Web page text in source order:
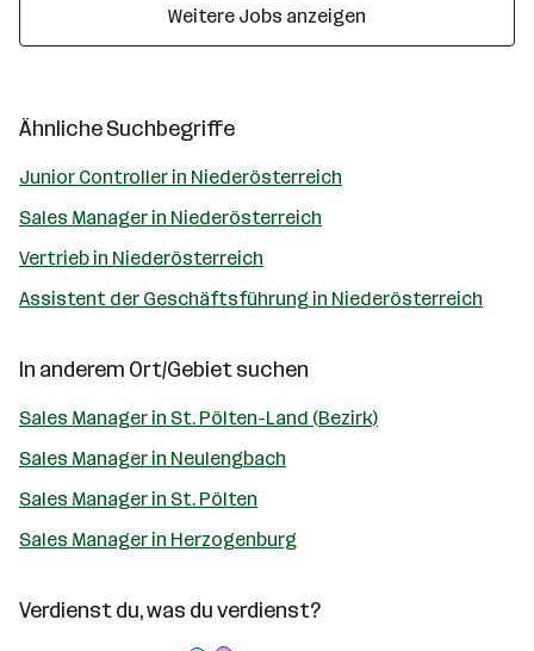
Weitere Jobs anzeigen
Ähnliche Suchbegriffe
Junior Controller in Niederösterreich
Sales Manager in Niederösterreich
Vertrieb in Niederösterreich
Assistent der Geschäftsführung in Niederösterreich
In anderem Ort/Gebiet suchen
Sales Manager in St. Pölten-Land (Bezirk)
Sales Manager in Neulengbach
Sales Manager in St. Pölten
Sales Manager in Herzogenburg
Verdienst du, was du verdienst?